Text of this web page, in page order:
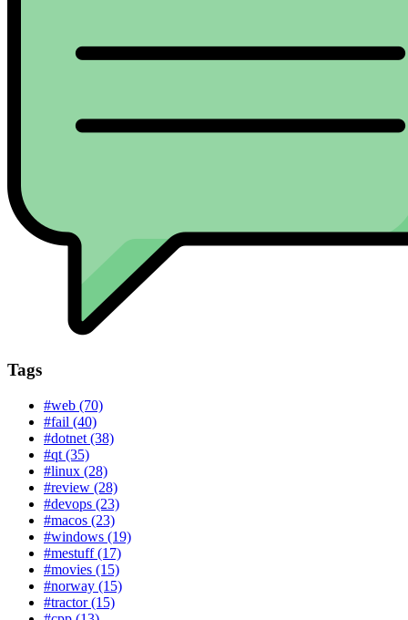
Tags
#web (70)
#fail (40)
#dotnet (38)
#qt (35)
#linux (28)
#review (28)
#devops (23)
#macos (23)
#windows (19)
#mestuff (17)
#movies (15)
#norway (15)
#tractor (15)